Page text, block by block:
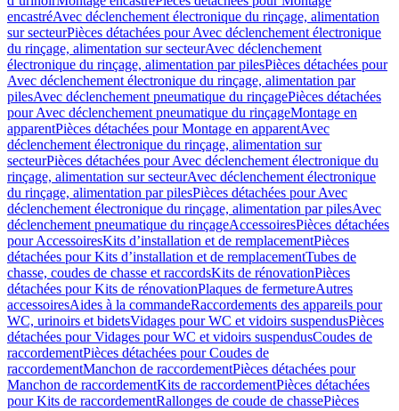
encastréAvec déclenchement électronique du rinçage, alimentation
sur secteurPièces détachées pour Avec déclenchement électronique
du rinçage, alimentation sur secteurAvec déclenchement
électronique du rinçage, alimentation par pilesPièces détachées pour
Avec déclenchement électronique du rinçage, alimentation par
pilesAvec déclenchement pneumatique du rinçagePièces détachées
pour Avec déclenchement pneumatique du rinçageMontage en
apparentPièces détachées pour Montage en apparentAvec
déclenchement électronique du rinçage, alimentation sur
secteurPièces détachées pour Avec déclenchement électronique du
rinçage, alimentation sur secteurAvec déclenchement électronique
du rinçage, alimentation par pilesPièces détachées pour Avec
déclenchement électronique du rinçage, alimentation par pilesAvec
déclenchement pneumatique du rinçageAccessoiresPièces détachées
pour AccessoiresKits d’installation et de remplacementPièces
détachées pour Kits d’installation et de remplacementTubes de
chasse, coudes de chasse et raccordsKits de rénovationPièces
détachées pour Kits de rénovationPlaques de fermetureAutres
accessoiresAides à la commandeRaccordements des appareils pour
WC, urinoirs et bidetsVidages pour WC et vidoirs suspendusPièces
détachées pour Vidages pour WC et vidoirs suspendusCoudes de
raccordementPièces détachées pour Coudes de
raccordementManchon de raccordementPièces détachées pour
Manchon de raccordementKits de raccordementPièces détachées
pour Kits de raccordementRallonges de coude de chassePièces